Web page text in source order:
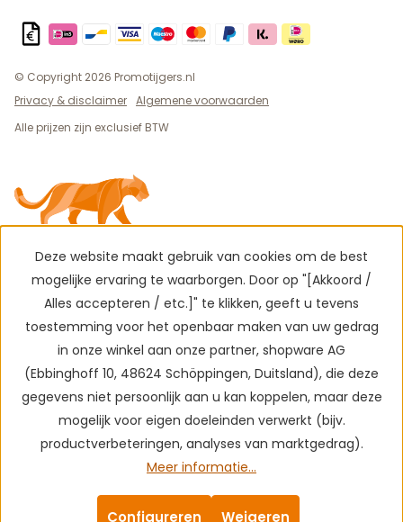
© Copyright 2026 Promotijgers.nl
Privacy & disclaimer Algemene voorwaarden
Alle prijzen zijn exclusief BTW
Deze website maakt gebruik van cookies om de best
mogelijke ervaring te waarborgen. Door op "[Akkoord /
Alles accepteren / etc.]" te klikken, geeft u tevens
toestemming voor het openbaar maken van uw gedrag
in onze winkel aan onze partner, shopware AG
(Ebbinghoff 10, 48624 Schöppingen, Duitsland), die deze
gegevens niet persoonlijk aan u kan koppelen, maar deze
mogelijk voor eigen doeleinden verwerkt (bijv.
productverbeteringen, analyses van marktgedrag).
Meer informatie...
Weigeren
Configureren